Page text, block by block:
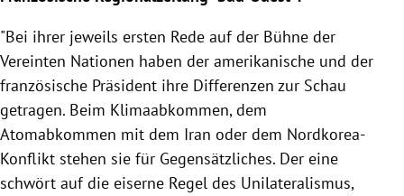
"Bei ihrer jeweils ersten Rede auf der Bühne der
Vereinten Nationen haben der amerikanische und der
französische Präsident ihre Differenzen zur Schau
getragen. Beim Klimaabkommen, dem
Atomabkommen mit dem Iran oder dem Nordkorea-
Konflikt stehen sie für Gegensätzliches. Der eine
schwört auf die eiserne Regel des Unilateralismus,